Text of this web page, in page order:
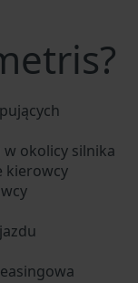
w okolicy silnika
kierowcy